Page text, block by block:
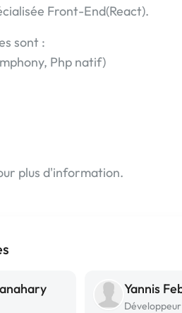
Front-End(React).
sont :
Php natif)
plus d'information.
Yannis